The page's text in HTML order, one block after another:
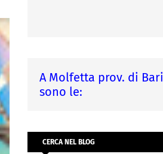
A Molfetta prov. di Bari
sono le:
CERCA NEL BLOG